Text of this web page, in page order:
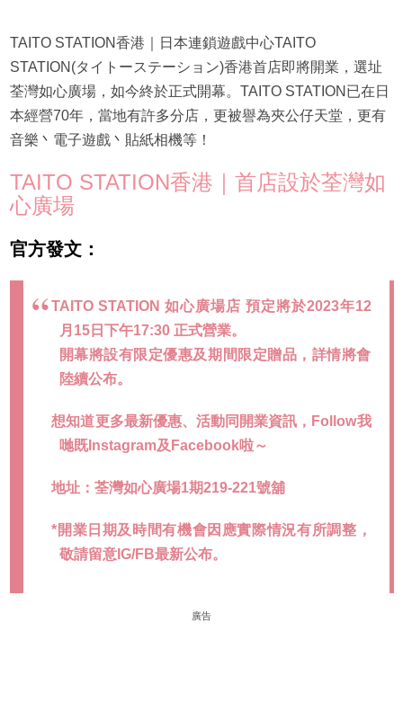
TAITO STATION香港｜日本連鎖遊戲中心TAITO
STATION(タイトーステーション)香港首店即將開業，選址
荃灣如心廣場，如今終於正式開幕。TAITO STATION已在日
本經營70年，當地有許多分店，更被譽為夾公仔天堂，更有
音樂丶電子遊戲丶貼紙相機等！
TAITO STATION香港｜首店設於荃灣如
心廣場
官方發文：
TAITO STATION 如心廣場店 預定將於2023年12
月15日下午17:30 正式營業。
開幕將設有限定優惠及期間限定贈品，詳情將會
陸續公布。
想知道更多最新優惠、活動同開業資訊，Follow我
哋既Instagram及Facebook啦～
地址：荃灣如心廣場1期219-221號舖
*開業日期及時間有機會因應實際情況有所調整，
敬請留意IG/FB最新公布。
廣告